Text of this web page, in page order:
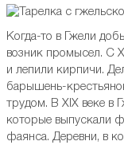
Когда-то в Гжели
возник промысел. C
и лепили кирпичи.
барышень-
трудом. В XIX веке в
которые выпускали
фаянса. Деревни, в